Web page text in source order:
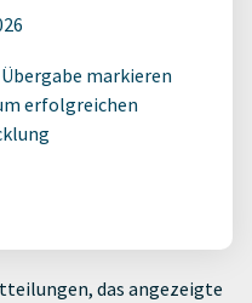
markieren
erfolgreichen
das angezeigte